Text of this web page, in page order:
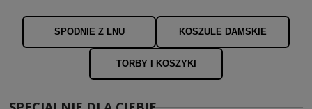
SPODNIE Z LNU KOSZULE DAMSKIE
TORBY I KOSZYKI